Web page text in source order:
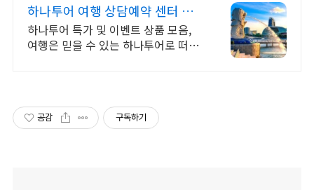
하나투어 여행 상담예약 센터 하
나투어 공식인증예약센터 !
하나투어 특가 및 이벤트 상품 모음,
여행은 믿을 수 있는 하나투어로 떠나
공감 구독하기